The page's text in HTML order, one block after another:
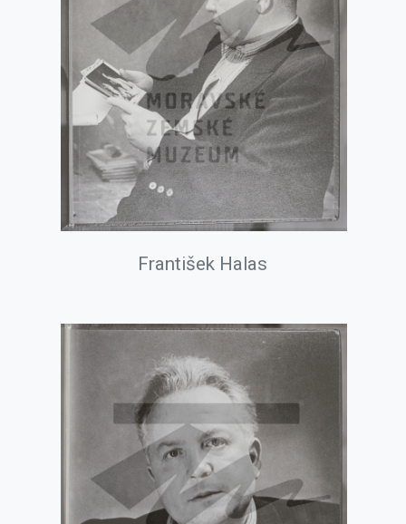
František Halas